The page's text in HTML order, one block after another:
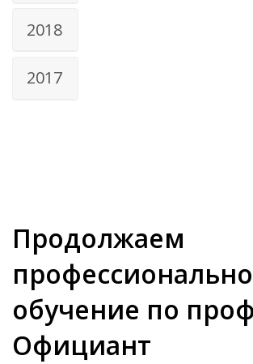
2018
2017
Продолжаем
обучение по
Официант